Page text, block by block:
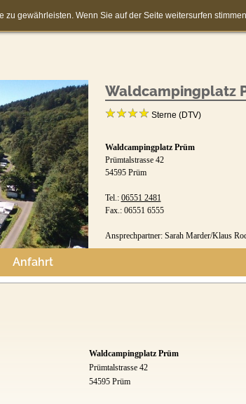
Waldcampingplatz
Sterne (DTV)
Waldcampingplatz Prüm
Prümtalstrasse 42
54595 Prüm
Tel.: 06551 2481
Fax.: 06551 6555
Ansprechpartner: Sarah Marder/Klaus
Anfahrt
Waldcampingplatz Prüm
Prümtalstrasse 42
54595 Prüm
zu gewährleisten. Wenn Sie auf der Seite weitersurfen